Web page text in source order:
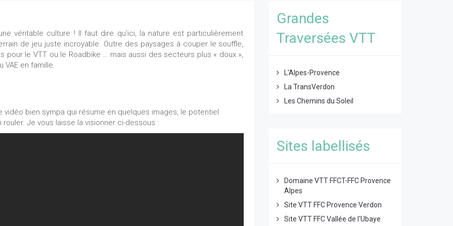
véritable culture ! Il faut dire qu’ici, la nature est particulièrement
de jeu juste incroyable. Outre des paysages à couper le souffle,
le VTT ou le Roadbike … mais aussi des secteurs plus « doux »,
en famille.
vidéo bien sympa qui résume en quelques images, le potentiel
Je vous laisse la visionner ci-dessous :
Grandes
Traversées VTT
L'Alpes-Provence
La TransVerdon
Les Chemins du Soleil
Sites labellisés
Domaine VTT FFCT-FFC Provence
Alpes
Site VTT FFC Provence Verdon
Site VTT FFC Vallée de l'Ubaye